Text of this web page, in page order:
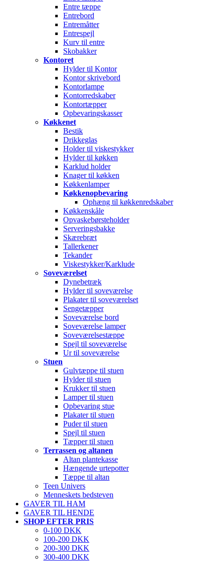
Entre tæppe
Entrebord
Entremåtter
Entrespejl
Kurv til entre
Skobakker
Kontoret
Hylder til Kontor
Kontor skrivebord
Kontorlampe
Kontorredskaber
Kontortæpper
Opbevaringskasser
Køkkenet
Bestik
Drikkeglas
Holder til viskestykker
Hylder til køkken
Karklud holder
Knager til køkken
Køkkenlamper
Køkkenopbevaring
Ophæng til køkkenredskaber
Køkkenskåle
Opvaskebørsteholder
Serveringsbakke
Skærebræt
Tallerkener
Tekander
Viskestykker/Karklude
Soveværelset
Dynebetræk
Hylder til soveværelse
Plakater til soveværelset
Sengetæpper
Soveværelse bord
Soveværelse lamper
Soveværelsestæppe
Spejl til soveværelse
Ur til soveværelse
Stuen
Gulvtæppe til stuen
Hylder til stuen
Krukker til stuen
Lamper til stuen
Opbevaring stue
Plakater til stuen
Puder til stuen
Spejl til stuen
Tæpper til stuen
Terrassen og altanen
Altan plantekasse
Hængende urtepotter
Tæppe til altan
Teen Univers
Menneskets bedsteven
GAVER TIL HAM
GAVER TIL HENDE
SHOP EFTER PRIS
0-100 DKK
100-200 DKK
200-300 DKK
300-400 DKK